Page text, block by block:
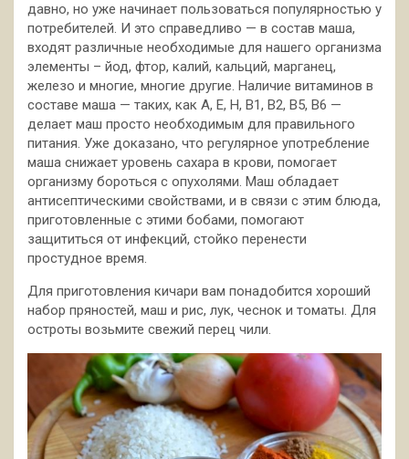
давно, но уже начинает пользоваться популярностью у
потребителей. И это справедливо — в состав маша,
входят различные необходимые для нашего организма
элементы – йод, фтор, калий, кальций, марганец,
железо и многие, многие другие. Наличие витаминов в
составе маша — таких, как А, Е, Н, В1, В2, В5, В6 —
делает маш просто необходимым для правильного
питания. Уже доказано, что регулярное употребление
маша снижает уровень сахара в крови, помогает
организму бороться с опухолями. Маш обладает
антисептическими свойствами, и в связи с этим блюда,
приготовленные с этими бобами, помогают
защититься от инфекций, стойко перенести
простудное время.
Для приготовления кичари вам понадобится хороший
набор пряностей, маш и рис, лук, чеснок и томаты. Для
остроты возьмите свежий перец чили.